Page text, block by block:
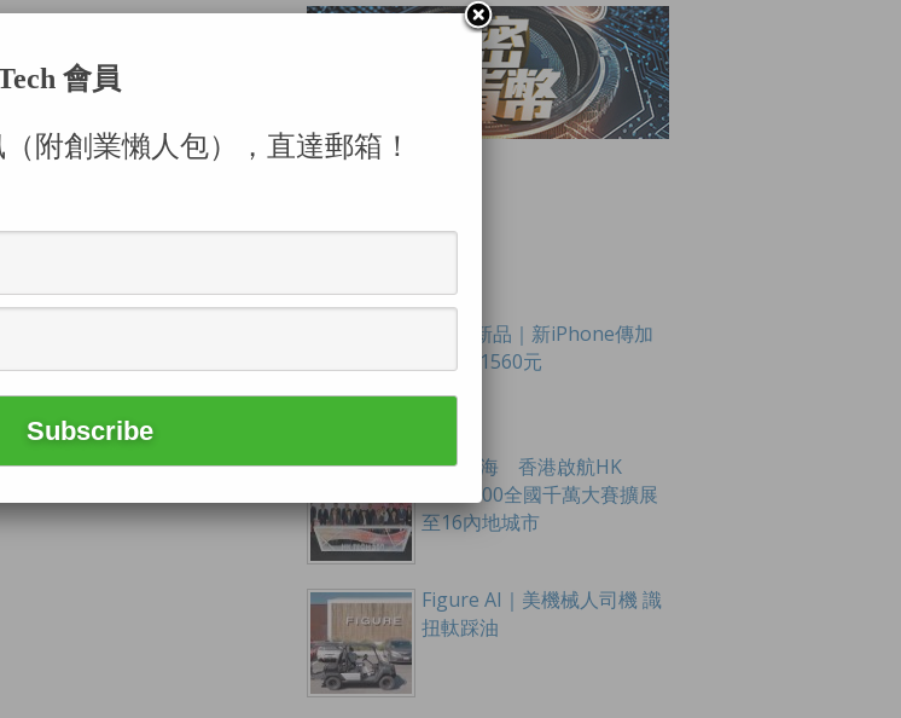
POPULAR POSTS
Apple新品｜新iPhone傳加
價最多1560元
創科出海 香港啟航HK
Tech 300全國千萬大賽擴展
至16內地城市
Figure AI｜美機械人司機 識
扭軚踩油
會員
附創業懶人包），直達郵箱！